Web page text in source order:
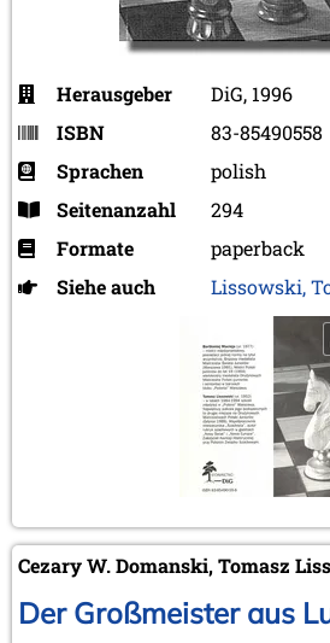
Herausgeber
DiG, 1996
ISBN
83-85490558
Sprachen
polish
Seitenanzahl
294
Formate
paperback
Siehe auch
Lissowski,
Cezary W. Domanski, Tomasz
Der Großmeister aus